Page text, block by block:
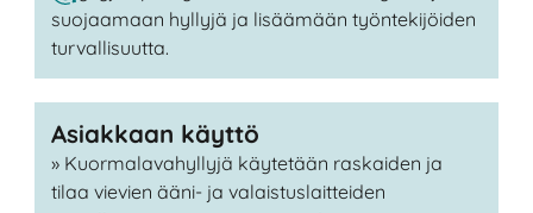
suojaamaan hyllyjä ja lisäämään työntekijöiden
turvallisuutta.
Asiakkaan käyttö
» Kuormalavahyllyjä käytetään raskaiden ja
tilaa vievien ääni- ja valaistuslaitteiden